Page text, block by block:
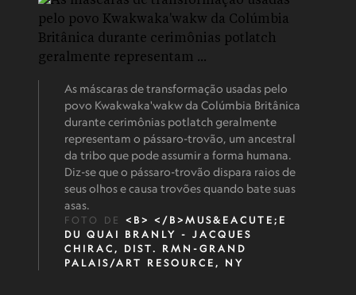
As máscaras de transformação usadas pelo
povo Kwakwaka'wakw da Colúmbia Britânica
durante cerimônias potlatch geralmente
representam o pássaro-trovão, um ancestral
da tribo que pode assumir a forma humana.
Diz-se que o pássaro-trovão dispara raios de
seus olhos e causa trovões quando bate suas
asas.
FOTO DE <B> </B>MUS&EACUTE;E
DU QUAI BRANLY - JACQUES
CHIRAC, DIST. RMN-GRAND
PALAIS/ART RESOURCE, NY